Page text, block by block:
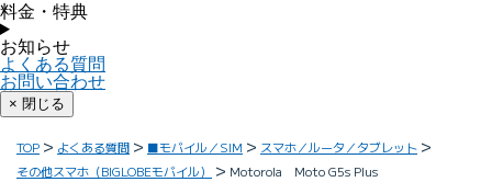
料金・特典
お知らせ
よくある質問
お問い合わせ
× 閉じる
TOP よくある質問 ■モバイル／SIM
スマホ／ルータ／タブレット
その他スマホ（BIGLOBEモバイル）
Motorola Moto G5s Plus